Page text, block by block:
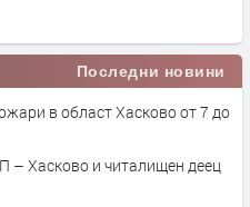
Последни новини
в област Хасково от 7 до
– Хасково и читалищен деец